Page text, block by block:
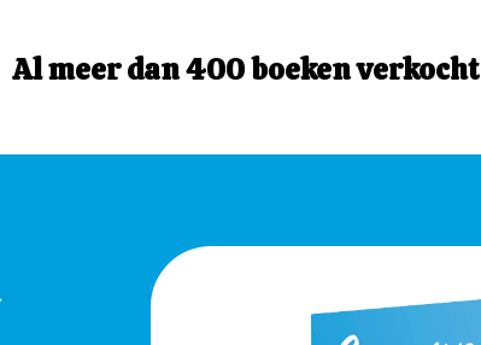
Al meer dan 400 boeken verkocht